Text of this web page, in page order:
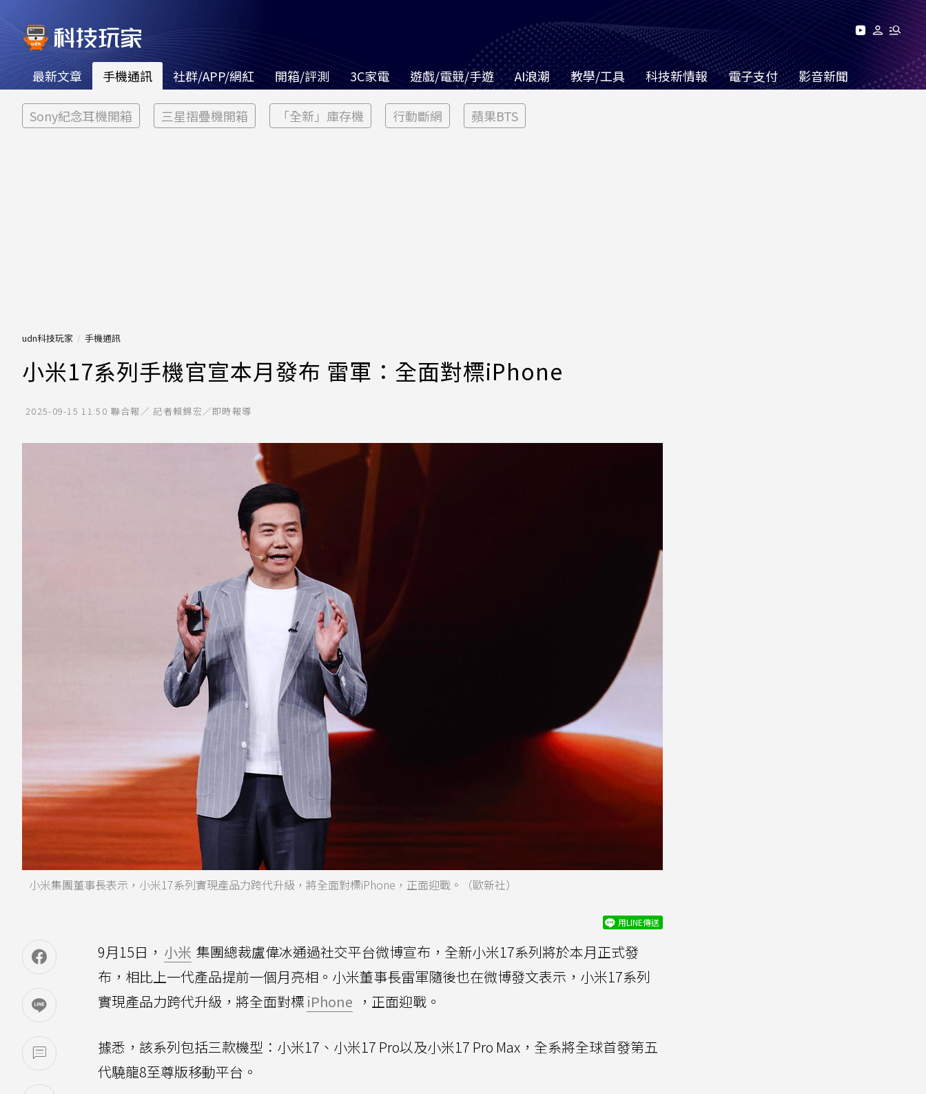
最新文章 手機通訊 社群/APP/網紅 開箱/評測 3C家電 遊戲/電競/手遊 AI浪潮 教學/工具 科技新情報 電子支付 影音新聞
Sony紀念耳機開箱 三星摺疊機開箱 「全新」庫存機 行動斷網 蘋果BTS
udn科技玩家 手機通訊
小米17系列手機官宣本月發布 雷軍：全面對標iPhone
2025-09-15 11:50 聯合報／ 記者賴錦宏／即時報導
小米集團董事長表示，小米17系列實現產品力跨代升級，將全面對標iPhone，正面迎戰。（歐新社）
用LINE傳送
9月15日， 小米 集團總裁盧偉冰通過社交平台微博宣布，全新小米17系列將於本月正式發
布，相比上一代產品提前一個月亮相。小米董事長雷軍隨後也在微博發文表示，小米17系列
實現產品力跨代升級，將全面對標 iPhone ，正面迎戰。
據悉，該系列包括三款機型：小米17、小米17 Pro以及小米17 Pro Max，全系將全球首發第五
代驍龍8至尊版移動平台。